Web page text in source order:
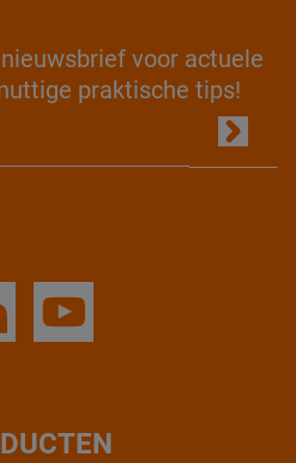
voor actuele
praktische tips!